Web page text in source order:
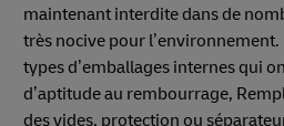
maintenant interdite dans de
très nocive pour
types d’emballages internes qui
d’aptitude au rembourrage,
des vides, protection ou